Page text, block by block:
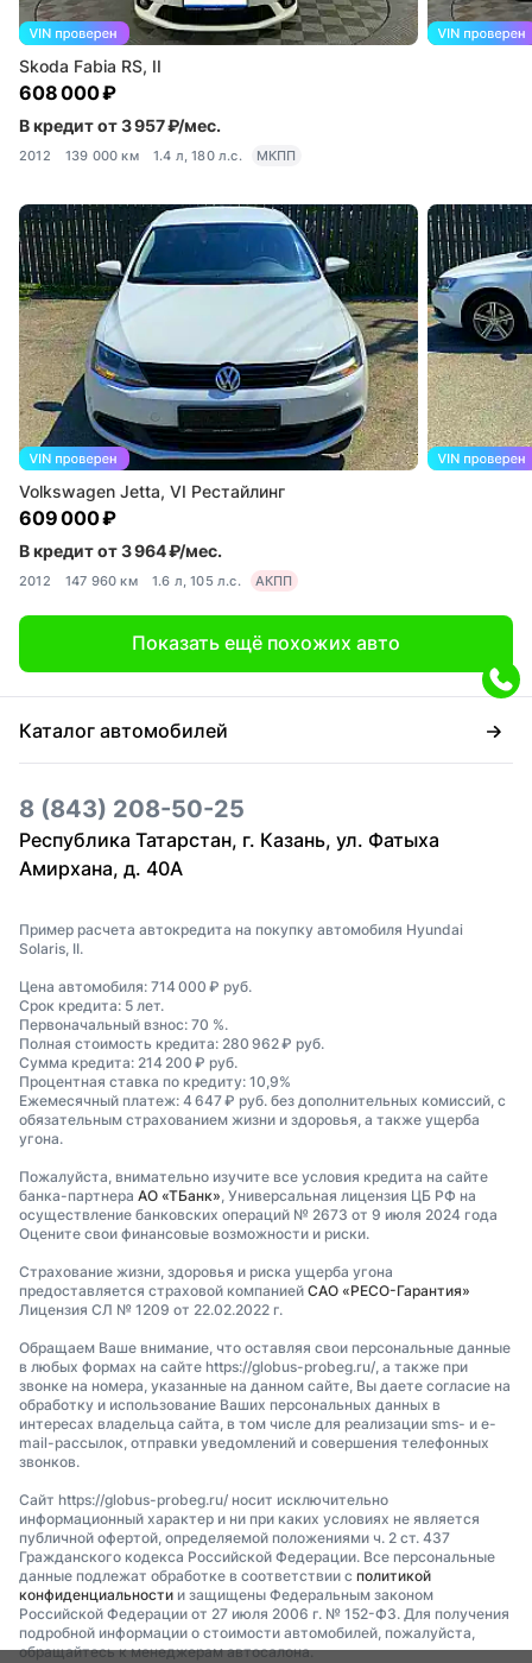
Skoda Fabia RS, II
608 000 ₽
В кредит от 3 957 ₽/мес.
2012 139 000 км 1.4 л, 180 л.с. МКПП
Volkswagen Jetta, VI Рестайлинг
609 000 ₽
В кредит от 3 964 ₽/мес.
2012 147 960 км 1.6 л, 105 л.с. АКПП
Показать ещё похожих авто
Каталог автомобилей
8 (843) 208-50-25
Республика Татарстан, г. Казань, ул. Фатыха
Амирхана, д. 40А
Пример расчета автокредита на покупку автомобиля Hyundai
Solaris, II.
Цена автомобиля: 714 000 ₽ руб.
Срок кредита: 5 лет.
Первоначальный взнос: 70 %.
Полная стоимость кредита: 280 962 ₽ руб.
Сумма кредита: 214 200 ₽ руб.
Процентная ставка по кредиту: 10,9%
Ежемесячный платеж: 4 647 ₽ руб. без дополнительных комиссий, с
обязательным страхованием жизни и здоровья, а также ущерба
угона.
Пожалуйста, внимательно изучите все условия кредита на сайте
банка-партнера АО «ТБанк», Универсальная лицензия ЦБ РФ на
осуществление банковских операций № 2673 от 9 июля 2024 года
Оцените свои финансовые возможности и риски.
Страхование жизни, здоровья и риска ущерба угона
предоставляется страховой компанией САО «РЕСО-Гарантия»
Лицензия СЛ № 1209 от 22.02.2022 г.
Обращаем Ваше внимание, что оставляя свои персональные данные
в любых формах на сайте https://globus-probeg.ru/, а также при
звонке на номера, указанные на данном сайте, Вы даете согласие на
обработку и использование Ваших персональных данных в
интересах владельца сайта, в том числе для реализации sms- и e-
mail-рассылок, отправки уведомлений и совершения телефонных
звонков.
Сайт https://globus-probeg.ru/ носит исключительно
информационный характер и ни при каких условиях не является
публичной офертой, определяемой положениями ч. 2 ст. 437
Гражданского кодекса Российской Федерации. Все персональные
данные подлежат обработке в соответствии с политикой
конфиденциальности и защищены Федеральным законом
Российской Федерации от 27 июля 2006 г. № 152-ФЗ. Для получения
подробной информации о стоимости автомобилей, пожалуйста,
обращайтесь к менеджерам автосалона.